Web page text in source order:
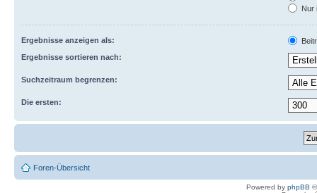
Nur
Ergebnisse anzeigen als:
Ergebnisse sortieren nach:
Suchzeitraum begrenzen:
Die ersten:
Foren-Übersicht
Powered by phpBB